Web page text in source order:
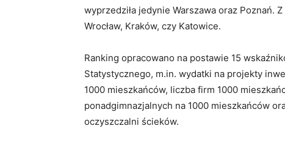
wyprzedziła jedynie Warszawa oraz Poznań.
Wrocław, Kraków, czy Katowice.
Ranking opracowano na postawie 15
Statystycznego, m.in. wydatki na projekty
1000 mieszkańców, liczba firm 1000
ponadgimnazjalnych na 1000 mieszkańców
oczyszczalni ścieków.